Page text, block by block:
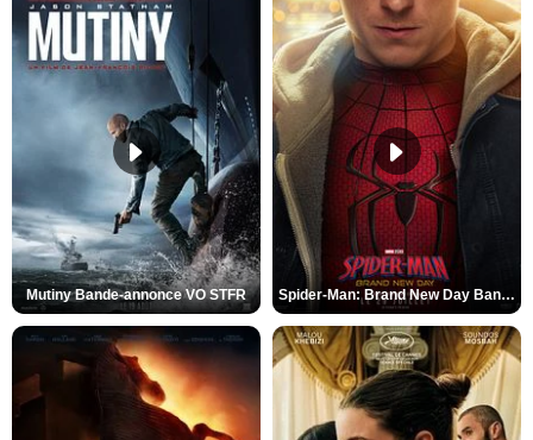
Mutiny Bande-annonce VO STFR Spider-Man: Brand New Day Bande-annonce VO STFR